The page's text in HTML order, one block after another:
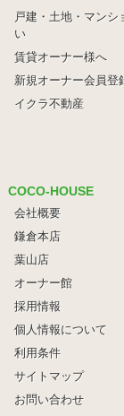
戸建・土地・マンシ
い
賃貸オーナー様へ
新規オーナー会員登
イクラ不動産
COCO-HOUSE
会社概要
鎌倉本店
葉山店
オーナー館
採用情報
個人情報について
利用条件
サイトマップ
お問い合わせ